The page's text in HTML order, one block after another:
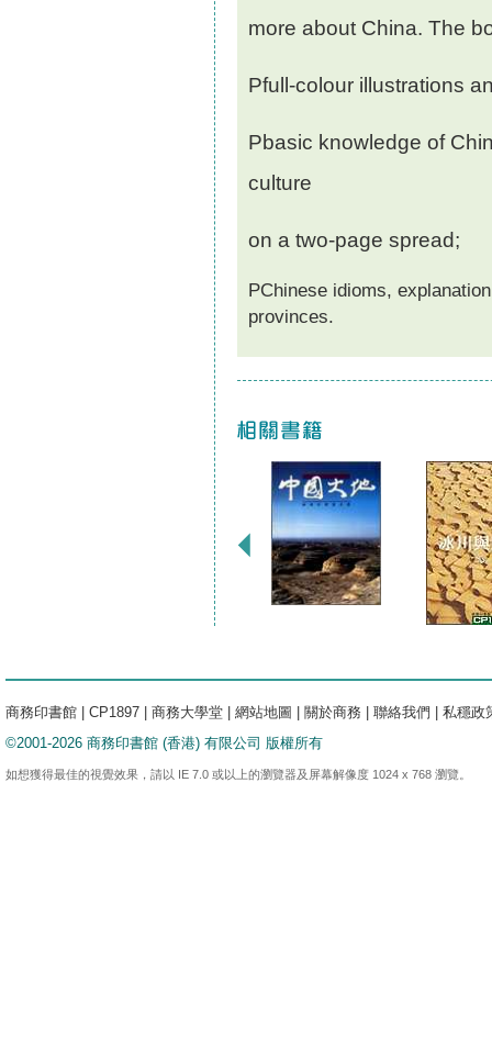
more about China. The
Pfull-colour illustrations
Pbasic knowledge of
culture
on a two-page spread;
PChinese idioms,
provinces.
商務印書館 CP1897 商務大學堂 網站地圖 關於商務 聯絡我們
私穩政
©2001-2026 商務印書館 (香港) 有限公司 版權所有
如想獲得最佳的視覺效果，請以 IE 7.0 或以上的瀏覽器及屏幕解像度 1024 x 768 瀏覽。